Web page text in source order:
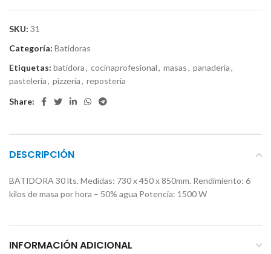
SKU: 31
Categoría: Batidoras
Etiquetas: batidora, cocinaprofesional, masas, panaderia,
pasteleria, pizzería, reposteria
Share:
DESCRIPCIÓN
BATIDORA 30 lts. Medidas: 730 x 450 x 850mm. Rendimiento: 6
kilos de masa por hora – 50% agua Potencia: 1500 W
INFORMACIÓN ADICIONAL